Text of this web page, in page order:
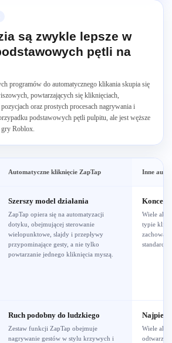
są zwykle lepsze w
pętli na
programów do automatycznego klikania skupia się
powtarzających się kliknięciach,
oraz prostych procesach nagrywania i
podstawowych pętli pulpitu, ale jest węższe
Roblox.
Automatyczne kliknięcie ZapTap Inne
Szerszy model działania
ZapTap opiera się na automatyzacji
dotyku, obejmującej sterowanie
wielopunktowe, slajdy i przepływy
przypominające gesty, a nie tylko
powtarzanie jednego kliknięcia myszą.
Wiele
typie
Ruch podobny do ludzkiego
Zestaw funkcji ZapTap obejmuje
nagrywanie gestów w stylu krzywych i
Wiele